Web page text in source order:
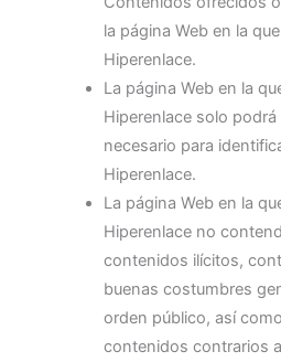
la página Web en la
Hiperenlace.
La página Web en la
Hiperenlace solo
necesario para
Hiperenlace.
La página Web en la
Hiperenlace no
contenidos ilícitos,
buenas costumbres
orden público, así
contenidos contrarios